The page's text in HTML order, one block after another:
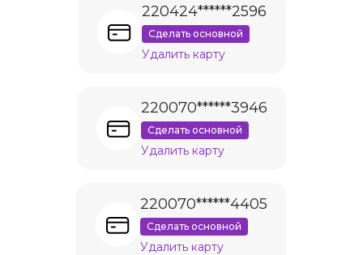
220424******2596
Сделать основной
Удалить карту
220070******3946
Сделать основной
Удалить карту
220070******4405
Сделать основной
Удалить карту